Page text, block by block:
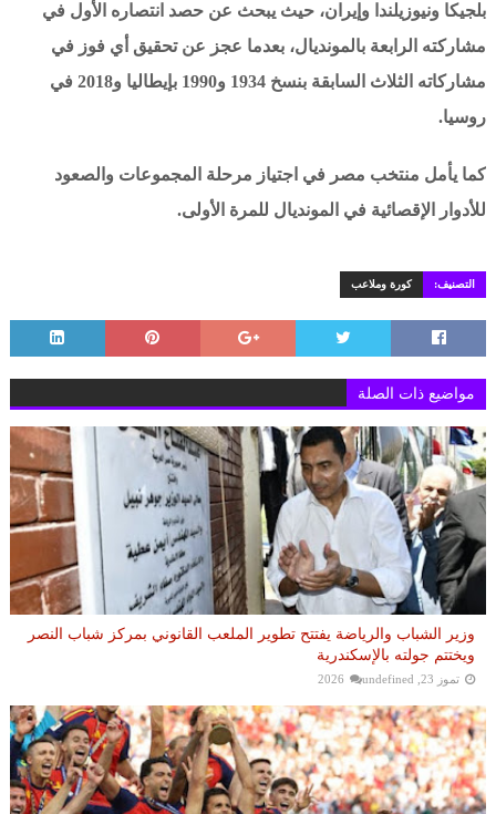
بلجيكا ونيوزيلندا وإيران، حيث يبحث عن حصد انتصاره الأول في
مشاركته الرابعة بالمونديال، بعدما عجز عن تحقيق أي فوز في
مشاركاته الثلاث السابقة بنسخ 1934 و1990 بإيطاليا و2018 في
روسيا.
كما يأمل منتخب مصر في اجتياز مرحلة المجموعات والصعود
للأدوار الإقصائية في المونديال للمرة الأولى.
التصنيف: كورة وملاعب
مواضيع ذات الصلة
وزير الشباب والرياضة يفتتح تطوير الملعب القانوني بمركز شباب النصر
ويختتم جولته بالإسكندرية
تموز 23, 2026 undefined